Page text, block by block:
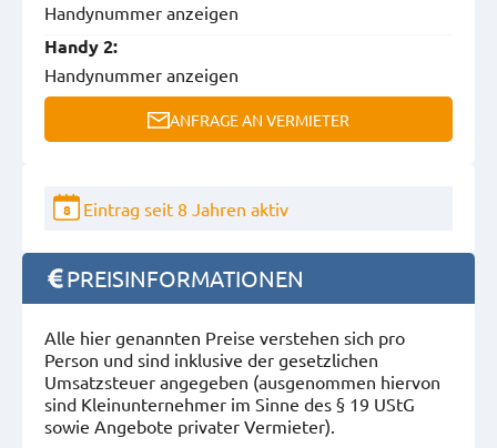
Handynummer anzeigen
Handy 2:
Handynummer anzeigen
ANFRAGE AN VERMIETER
8 Eintrag seit 8 Jahren aktiv
PREISINFORMATIONEN
Alle hier genannten Preise verstehen sich pro
Person und sind inklusive der gesetzlichen
Umsatzsteuer angegeben (ausgenommen hiervon
sind Kleinunternehmer im Sinne des § 19 UStG
sowie Angebote privater Vermieter).